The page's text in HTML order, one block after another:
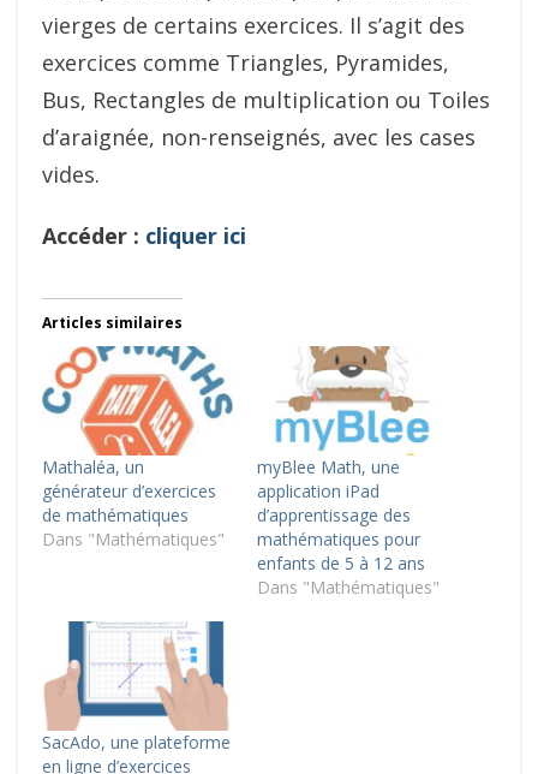
vierges de certains exercices. Il s’agit des
exercices comme Triangles, Pyramides,
Bus, Rectangles de multiplication ou Toiles
d’araignée, non-renseignés, avec les cases
vides.
Accéder : cliquer ici
Articles similaires
Mathaléa, un
générateur d’exercices
de mathématiques
Dans "Mathématiques"
myBlee Math, une
application iPad
d’apprentissage des
mathématiques pour
enfants de 5 à 12 ans
Dans "Mathématiques"
SacAdo, une plateforme
en ligne d’exercices